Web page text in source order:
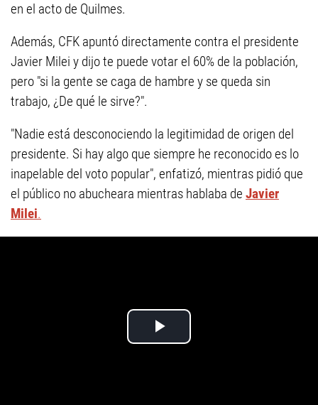
en el acto de Quilmes.
Además, CFK apuntó directamente contra el presidente
Javier Milei y dijo te puede votar el 60% de la población,
pero "si la gente se caga de hambre y se queda sin
trabajo, ¿De qué le sirve?".
"Nadie está desconociendo la legitimidad de origen del
presidente. Si hay algo que siempre he reconocido es lo
inapelable del voto popular", enfatizó, mientras pidió que
el público no abucheara mientras hablaba de Javier
Milei.